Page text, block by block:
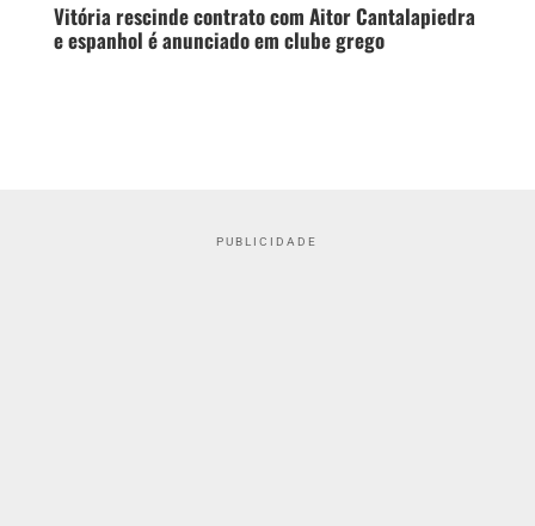
Vitória rescinde contrato com Aitor Cantalapiedra
e espanhol é anunciado em clube grego
PUBLICIDADE